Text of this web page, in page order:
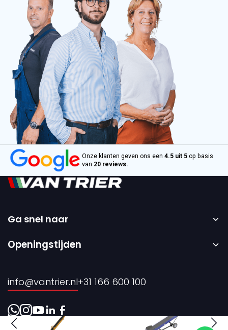
Onze klanten geven ons een 4.5 uit 5 op basis
van 20 reviews.
Ga snel naar
Home
Verhuur
Over ons
Contact
Openingstijden
info@vantrier.nl+31 166 600 100